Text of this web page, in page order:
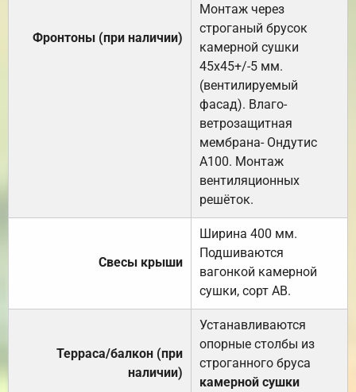
Фронтоны (при наличии)
Монтаж через
строганый брусок
камерной сушки
45х45+/-5 мм.
(вентилируемый
фасад). Влаго-
ветрозащитная
мембрана- Ондутис
А100. Монтаж
вентиляционных
решёток.
Свесы крыши
Ширина 400 мм.
Подшиваются
вагонкой камерной
сушки, сорт АВ.
Терраса/балкон (при
наличии)
Устанавливаются
опорные столбы из
строганного бруса
камерной сушки